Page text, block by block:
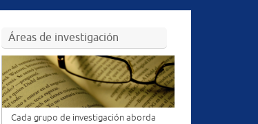
Áreas de investigación
Cada grupo de investigación aborda